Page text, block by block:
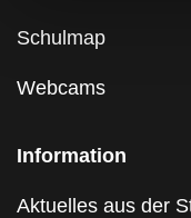
Schulmap
Webcams
Information
Aktuelles aus der